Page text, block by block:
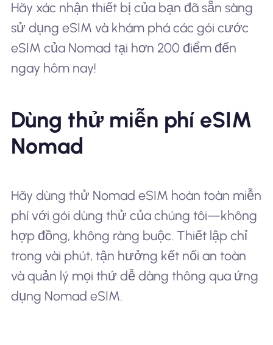
Hãy xác nhận thiết bị của bạn đã sẵn sàng
sử dụng eSIM và khám phá các gói cước
eSIM của Nomad tại hơn 200 điểm đến
ngay hôm nay!
Dùng thử miễn phí eSIM
Nomad
Hãy dùng thử Nomad eSIM hoàn toàn miễn
phí với gói dùng thử của chúng tôi—không
hợp đồng, không ràng buộc. Thiết lập chỉ
trong vài phút, tận hưởng kết nối an toàn
và quản lý mọi thứ dễ dàng thông qua ứng
dụng Nomad eSIM.